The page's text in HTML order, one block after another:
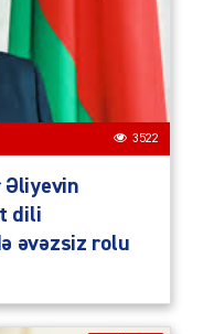
3522
Əliyevin
dili
əvəzsiz rolu